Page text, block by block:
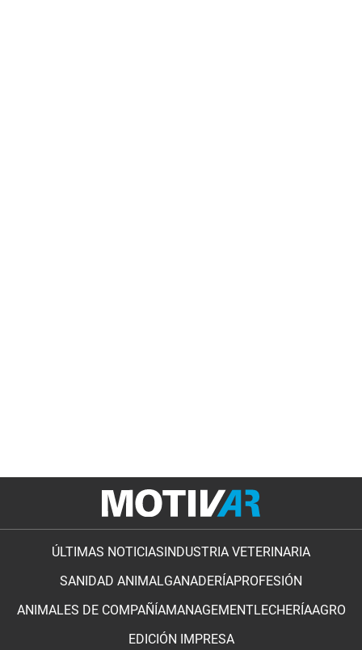
ÚLTIMAS NOTICIASINDUSTRIA VETERINARIA
SANIDAD ANIMALGANADERÍAPROFESIÓN
ANIMALES DE COMPAÑÍAMANAGEMENTLECHERÍAAGRO
EDICIÓN IMPRESA